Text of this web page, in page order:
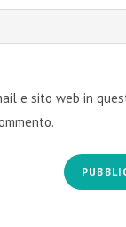
e sito web in